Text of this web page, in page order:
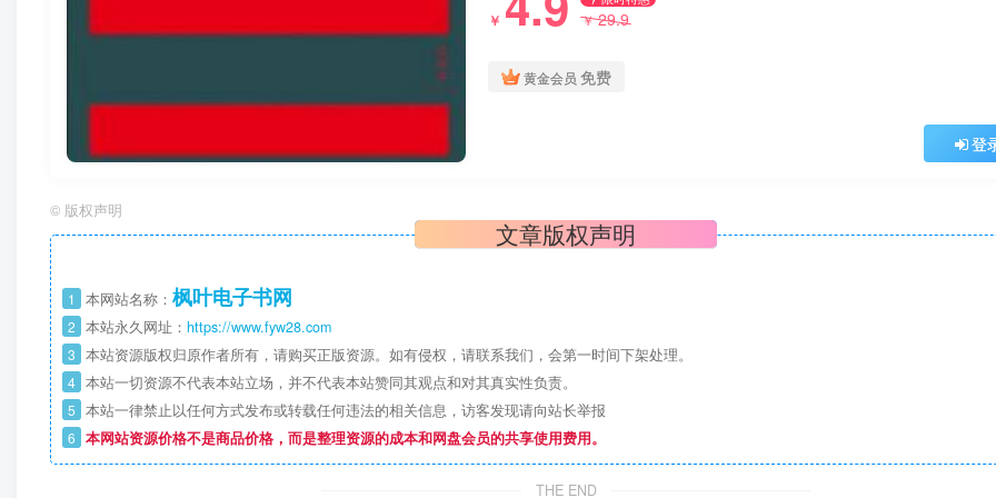
￥ ￥29.9
黄金会员 免费
登
© 版权声明
文章版权声明
1 本网站名称： 枫叶电子书网
2 本站永久网址： https://www.fyw28.com
3 本站资源版权归原作者所有，请购买正版资源。如有侵权，请联系我们，会第一时间下架处理。
4 本站一切资源不代表本站立场，并不代表本站赞同其观点和对其真实性负责。
5 本站一律禁止以任何方式发布或转载任何违法的相关信息，访客发现请向站长举报
6 本网站资源价格不是商品价格，而是整理资源的成本和网盘会员的共享使用费用。
THE END